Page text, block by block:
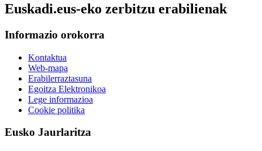
Euskadi.eus-eko zerbitzu erabilienak
Informazio orokorra
Kontaktua
Web-mapa
Erabilerraztasuna
Egoitza Elektronikoa
Lege informazioa
Cookie politika
Eusko Jaurlaritza